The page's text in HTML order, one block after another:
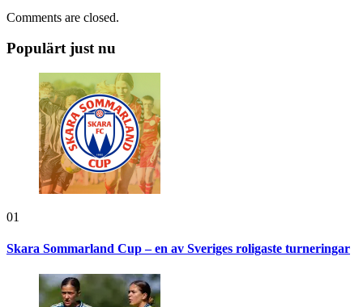
Comments are closed.
Populärt just nu
01
Skara Sommarland Cup – en av Sveriges roligaste turneringar